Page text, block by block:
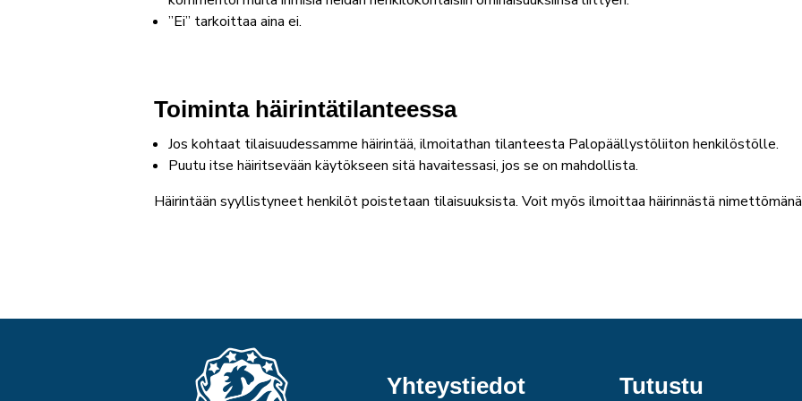
”Ei” tarkoittaa aina ei.
Toiminta häirintätilanteessa
Jos kohtaat tilaisuudessamme häirintää, ilmoitathan tilanteesta Palopäällystöliiton henkilöstölle.
Puutu itse häiritsevään käytökseen sitä havaitessasi, jos se on mahdollista.
Häirintään syyllistyneet henkilöt poistetaan tilaisuuksista. Voit myös ilmoittaa häirinnästä
Yhteystiedot Tutustu